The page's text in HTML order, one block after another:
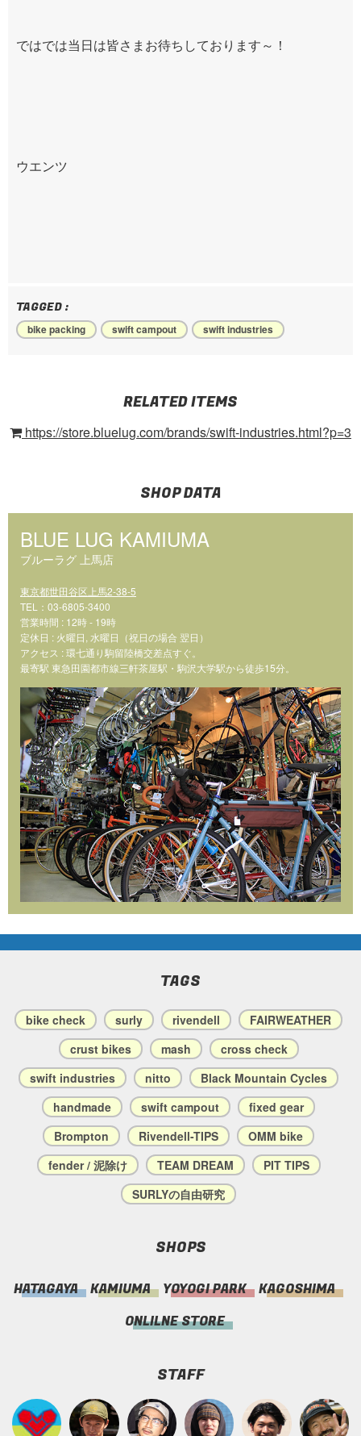
ではでは当日は皆さまお待ちしております～！
ウエンツ
TAGGED :
bike packing swift campout swift industries
RELATED ITEMS
https://store.bluelug.com/brands/swift-industries.html?p=3
SHOP DATA
BLUE LUG KAMIUMA
ブルーラグ 上馬店
東京都世田谷区上馬2-38-5
TEL：03-6805-3400
営業時間 : 12時 - 19時
定休日 : 火曜日, 水曜日（祝日の場合 翌日）
アクセス : 環七通り駒留陸橋交差点すぐ。
最寄駅 東急田園都市線三軒茶屋駅・駒沢大学駅から徒歩15分。
TAGS
bike check surly rivendell
FAIRWEATHER
crust bikes
mash
cross check
swift industries
nitto
Black Mountain Cycles
handmade
swift campout
fixed gear
Brompton
Rivendell-TIPS
OMM bike
fender / 泥除け
TEAM DREAM
PIT TIPS
SURLYの自由研究
SHOPS
HATAGAYA KAMIUMA YOYOGI PARK
KAGOSHIMA
ONLILNE STORE
STAFF